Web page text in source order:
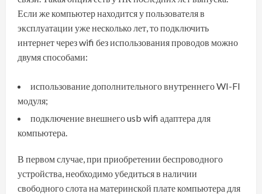
Если же компьютер находится у пользователя в
эксплуатации уже несколько лет, то подключить
интернет через wifi без использования проводов можно
двумя способами:
использование дополнительного внутреннего WI-FI
модуля;
подключение внешнего usb wifi адаптера для
компьютера.
В первом случае, при приобретении беспроводного
устройства, необходимо убедиться в наличии
свободного слота на материнской плате компьютера для